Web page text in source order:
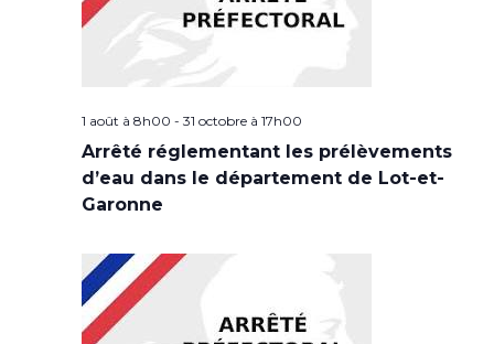
1 août à 8h00 - 31 octobre à 17h00
Arrêté réglementant les prélèvements
d’eau dans le département de Lot-et-
Garonne